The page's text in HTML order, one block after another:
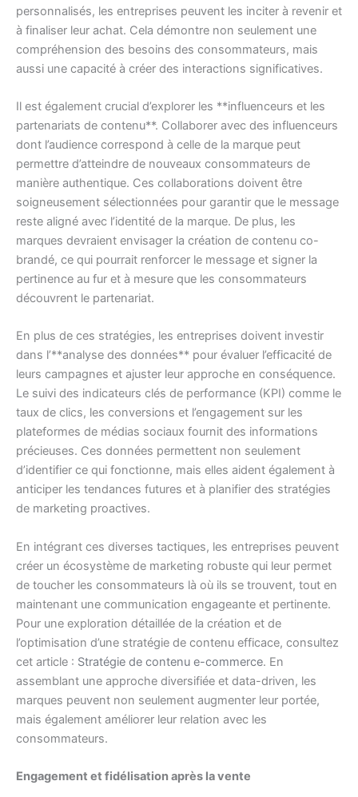
personnalisés, les entreprises peuvent les inciter à revenir et
à finaliser leur achat. Cela démontre non seulement une
compréhension des besoins des consommateurs, mais
aussi une capacité à créer des interactions significatives.
Il est également crucial d’explorer les **influenceurs et les
partenariats de contenu**. Collaborer avec des influenceurs
dont l’audience correspond à celle de la marque peut
permettre d’atteindre de nouveaux consommateurs de
manière authentique. Ces collaborations doivent être
soigneusement sélectionnées pour garantir que le message
reste aligné avec l’identité de la marque. De plus, les
marques devraient envisager la création de contenu co-
brandé, ce qui pourrait renforcer le message et signer la
pertinence au fur et à mesure que les consommateurs
découvrent le partenariat.
En plus de ces stratégies, les entreprises doivent investir
dans l’**analyse des données** pour évaluer l’efficacité de
leurs campagnes et ajuster leur approche en conséquence.
Le suivi des indicateurs clés de performance (KPI) comme le
taux de clics, les conversions et l’engagement sur les
plateformes de médias sociaux fournit des informations
précieuses. Ces données permettent non seulement
d’identifier ce qui fonctionne, mais elles aident également à
anticiper les tendances futures et à planifier des stratégies
de marketing proactives.
En intégrant ces diverses tactiques, les entreprises peuvent
créer un écosystème de marketing robuste qui leur permet
de toucher les consommateurs là où ils se trouvent, tout en
maintenant une communication engageante et pertinente.
Pour une exploration détaillée de la création et de
l’optimisation d’une stratégie de contenu efficace, consultez
cet article : Stratégie de contenu e-commerce. En
assemblant une approche diversifiée et data-driven, les
marques peuvent non seulement augmenter leur portée,
mais également améliorer leur relation avec les
consommateurs.
Engagement et fidélisation après la vente